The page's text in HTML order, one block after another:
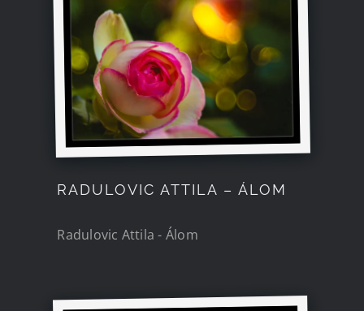
RADULOVIC ATTILA – ÁLOM
Radulovic Attila - Álom